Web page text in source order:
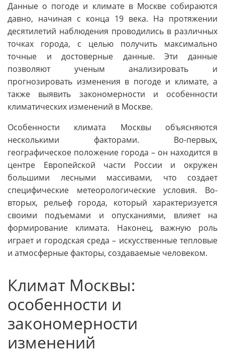
Данные о погоде и климате в Москве собираются
давно, начиная с конца 19 века. На протяжении
десятилетий наблюдения проводились в различных
точках города, с целью получить максимально
точные и достоверные данные. Эти данные
позволяют ученым анализировать и
прогнозировать изменения в погоде и климате, а
также выявить закономерности и особенности
климатических изменений в Москве.
Особенности климата Москвы объясняются
несколькими факторами. Во-первых,
географическое положение города – он находится в
центре Европейской части России и окружен
большими лесными массивами, что создает
специфические метеорологические условия. Во-
вторых, рельеф города, который характеризуется
своими подъемами и опусканиями, влияет на
формирование климата. Наконец, важную роль
играет и городская среда – искусственные тепловые
и атмосферные факторы, создаваемые человеком.
Климат Москвы:
особенности и
закономерности
изменений